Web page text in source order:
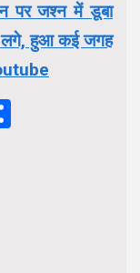
पर जश्न में डूबा
लगे, हुआ कई जगह